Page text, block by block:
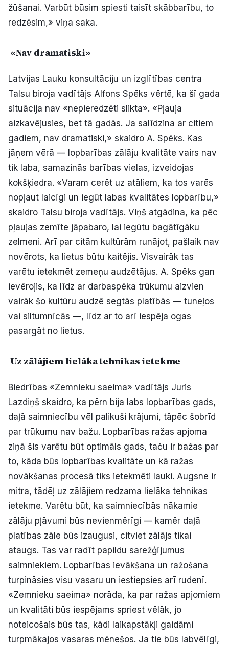
žūšanai. Varbūt būsim spiesti taisīt skābbarību, to
redzēsim,» viņa saka.
«Nav dramatiski»
Latvijas Lauku konsultāciju un izglītības centra
Talsu biroja vadītājs Alfons Spēks vērtē, ka šī gada
situācija nav «nepieredzēti slikta». «Pļauja
aizkavējusies, bet tā gadās. Ja salīdzina ar citiem
gadiem, nav dramatiski,» skaidro A. Spēks. Kas
jāņem vērā — lopbarības zālāju kvalitāte vairs nav
tik laba, samazinās barības vielas, izveidojas
kokšķiedra. «Varam cerēt uz atāliem, ka tos varēs
nopļaut laicīgi un iegūt labas kvalitātes lopbarību,»
skaidro Talsu biroja vadītājs. Viņš atgādina, ka pēc
pļaujas zemīte jāpabaro, lai iegūtu bagātīgāku
zelmeni. Arī par citām kultūrām runājot, pašlaik nav
novērots, ka lietus būtu kaitējis. Visvairāk tas
varētu ietekmēt zemeņu audzētājus. A. Spēks gan
ievērojis, ka līdz ar darbaspēka trūkumu aizvien
vairāk šo kultūru audzē segtās platībās — tuneļos
vai siltumnīcās —, līdz ar to arī iespēja ogas
pasargāt no lietus.
Uz zālājiem lielāka tehnikas ietekme
Biedrības «Zemnieku saeima» vadītājs Juris
Lazdiņš skaidro, ka pērn bija labs lopbarības gads,
daļā saimniecību vēl palikuši krājumi, tāpēc šobrīd
par trūkumu nav bažu. Lopbarības ražas apjoma
ziņā šis varētu būt optimāls gads, taču ir bažas par
to, kāda būs lopbarības kvalitāte un kā ražas
novākšanas procesā tiks ietekmēti lauki. Augsne ir
mitra, tādēļ uz zālājiem redzama lielāka tehnikas
ietekme. Varētu būt, ka saimniecībās nākamie
zālāju pļāvumi būs nevienmērīgi — kamēr daļā
platības zāle būs izaugusi, citviet zālājs tikai
ataugs. Tas var radīt papildu sarežģījumus
saimniekiem. Lopbarības ievākšana un ražošana
turpināsies visu vasaru un iestiepsies arī rudenī.
«Zemnieku saeima» norāda, ka par ražas apjomiem
un kvalitāti būs iespējams spriest vēlāk, jo
noteicošais būs tas, kādi laikapstākļi gaidāmi
turpmākajos vasaras mēnešos. Ja tie būs labvēlīgi,